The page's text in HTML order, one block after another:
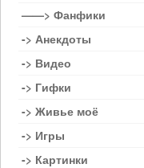
——> Фанфики
-> Анекдоты
-> Видео
-> Гифки
-> Живье моё
-> Игры
-> Картинки